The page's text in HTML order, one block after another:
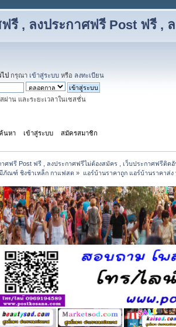
รี , ลงประกาศฟรี Post ฟรี ,
ป กรุณา เข้าสู่ระบบ หรือ ลงทะเบียน
ผ่าน และระยะเวลาในเซสชั่น
ค้นหา เข้าสู่ระบบ สมัครสมาชิก
ศฟรี Post ฟรี , ลงประกาศฟรีไม่ต้องสมัคร , เว็บประกาศฟรีติด
ภัณฑ์ ชิงช้าเหล็ก กาแฟสด » แอร์บ้านราคาถูก แอร์บ้านราคาส่